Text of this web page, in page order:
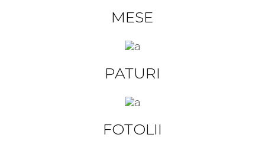
MESE
PATURI
FOTOLII